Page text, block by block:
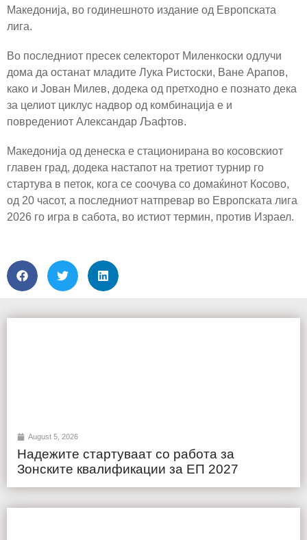
Македонија, во годинешното издание од Европската
лига.
Во последниот пресек селекторот Миленкоски одлучи
дома да останат младите Лука Ристоски, Ване Арапов,
како и Јован Милев, додека од претходно е познато дека
за целиот циклус надвор од комбинација е и
повредениот Александар Љафтов.
Македонија од денеска е стационирана во косовскиот
главен град, додека настапот на третиот турнир го
стартува в петок, кога се соочува со домаќинот Косово,
од 20 часот, а последниот натпревар во Европската лига
2026 го игра в сабота, во истиот термин, против Израел.
August 5, 2026
Надежите стартуваат со работа за
Зонските квалификации за ЕП 2027